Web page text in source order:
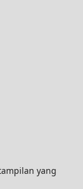
yang